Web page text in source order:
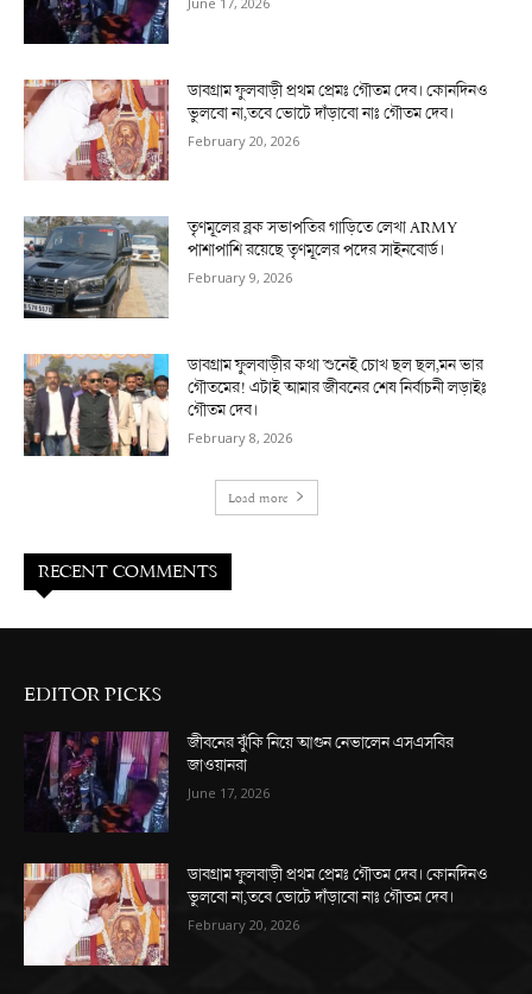
ডাবগ্রাম ফুলবাড়ী প্রথম প্রেমঃ গৌতম দেব। কোনদিনও
ভুলবো না,তবে ভোটে দাঁড়াবো নাঃ গৌতম দেব।
February 20, 2026
তৃণমূলের ব্লক সভাপতির গাড়িতে লেখা ARMY
পাশাপাশি রয়েছে তৃণমূলের পদের সাইনবোর্ড।
February 9, 2026
ডাবগ্রাম ফুলবাড়ীর কথা শুনেই চোখ ছল ছল,মন ভার
গৌতমের! এটাই আমার জীবনের শেষ নির্বাচনী লড়াইঃ
গৌতম দেব।
February 8, 2026
Load more
RECENT COMMENTS
EDITOR PICKS
জীবনের ঝুঁকি নিয়ে আগুন নেভালেন এসএসবির
জাওয়ানরা
June 17, 2026
ডাবগ্রাম ফুলবাড়ী প্রথম প্রেমঃ গৌতম দেব। কোনদিনও
ভুলবো না,তবে ভোটে দাঁড়াবো নাঃ গৌতম দেব।
February 20, 2026